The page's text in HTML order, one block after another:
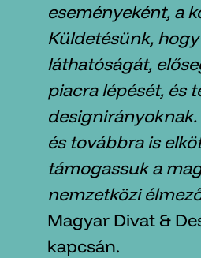
eseményeként, a
Küldetésünk,
láthatóságát,
piacra lépését, és
és továbbra is
támogassuk a
nemzetközi
Magyar Divat &
kapcsán.